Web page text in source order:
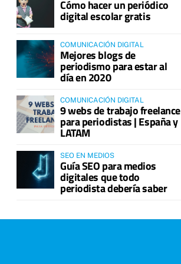
Cómo hacer un periódico
digital escolar gratis
COMUNICACIÓN DIGITAL
Mejores blogs de
periodismo para estar al
día en 2020
COMUNICACIÓN DIGITAL
9 webs de trabajo freelance
para periodistas | España y
LATAM
SEO EN MEDIOS
Guía SEO para medios
digitales que todo
periodista debería saber